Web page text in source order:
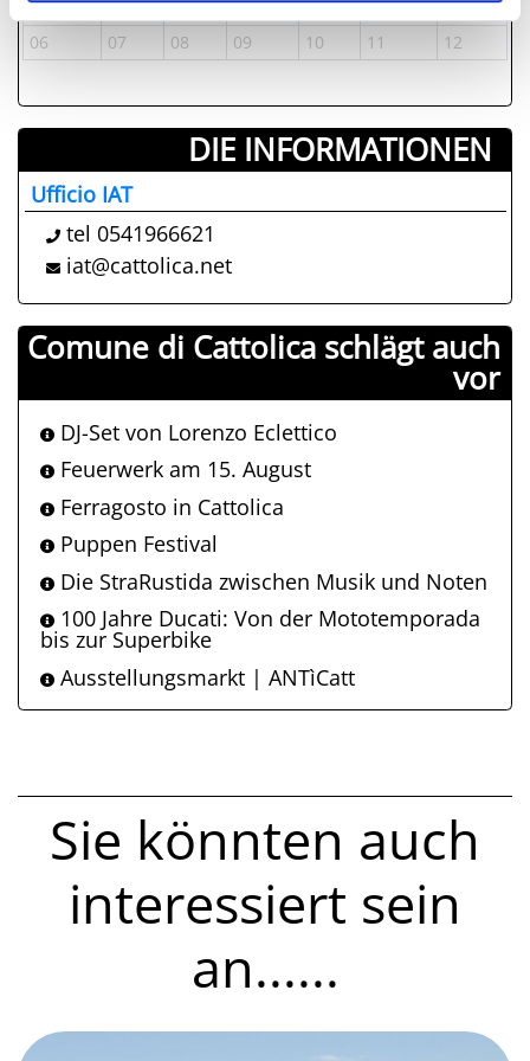
29
30 01 02 03 04
05
06
07 08 09 10 11 12
DIE INFORMATIONEN ­
Ufficio IAT
tel 0541966621
iat@cattolica.net
Comune di Cattolica schlägt auch
vor
DJ-Set von Lorenzo Eclettico
Feuerwerk am 15. August
Ferragosto in Cattolica
Puppen Festival
Die StraRustida zwischen Musik und Noten
100 Jahre Ducati: Von der Mototemporada
bis zur Superbike
Ausstellungsmarkt | ANTìCatt
Sie könnten auch
interessiert sein
an......